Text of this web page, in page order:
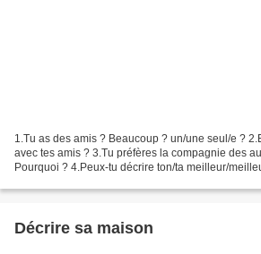
1.Tu as des amis ? Beaucoup ? un/une seul/e ?
avec tes amis ? 3.Tu préfères la compagnie des
Pourquoi ? 4.Peux-tu décrire ton/ta meilleur/
Décrire sa maison